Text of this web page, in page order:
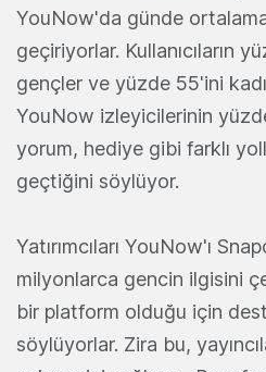
YouNow'da günde
geçiriyorlar. Kullanıcıların
gençler ve yüzde 55'ini
YouNow izleyicilerinin
yorum, hediye gibi farklı
geçtiğini söylüyor.
Yatırımcıları YouNow'ı
milyonlarca gencin ilgisini
bir platform olduğu için
söylüyorlar. Zira bu,